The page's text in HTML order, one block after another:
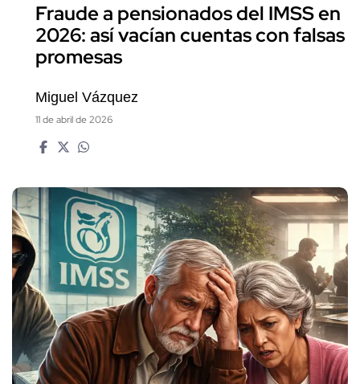
Fraude a pensionados del IMSS en
2026: así vacían cuentas con falsas
promesas
Miguel Vázquez
11 de abril de 2026